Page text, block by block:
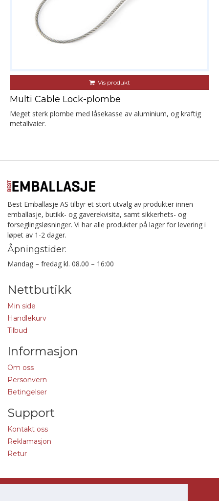
Vis produkt
Multi Cable Lock-plombe
Meget sterk plombe med låsekasse av aluminium, og kraftig
metallvaier.
Best Emballasje AS tilbyr et stort utvalg av produkter innen
emballasje, butikk- og gaverekvisita, samt sikkerhets- og
forseglingsløsninger. Vi har alle produkter på lager for levering i
løpet av 1-2 dager.
Åpningstider:
Mandag – fredag kl. 08.00 – 16:00
Nettbutikk
Min side
Handlekurv
Tilbud
Informasjon
Om oss
Personvern
Betingelser
Support
Kontakt oss
Reklamasjon
Retur